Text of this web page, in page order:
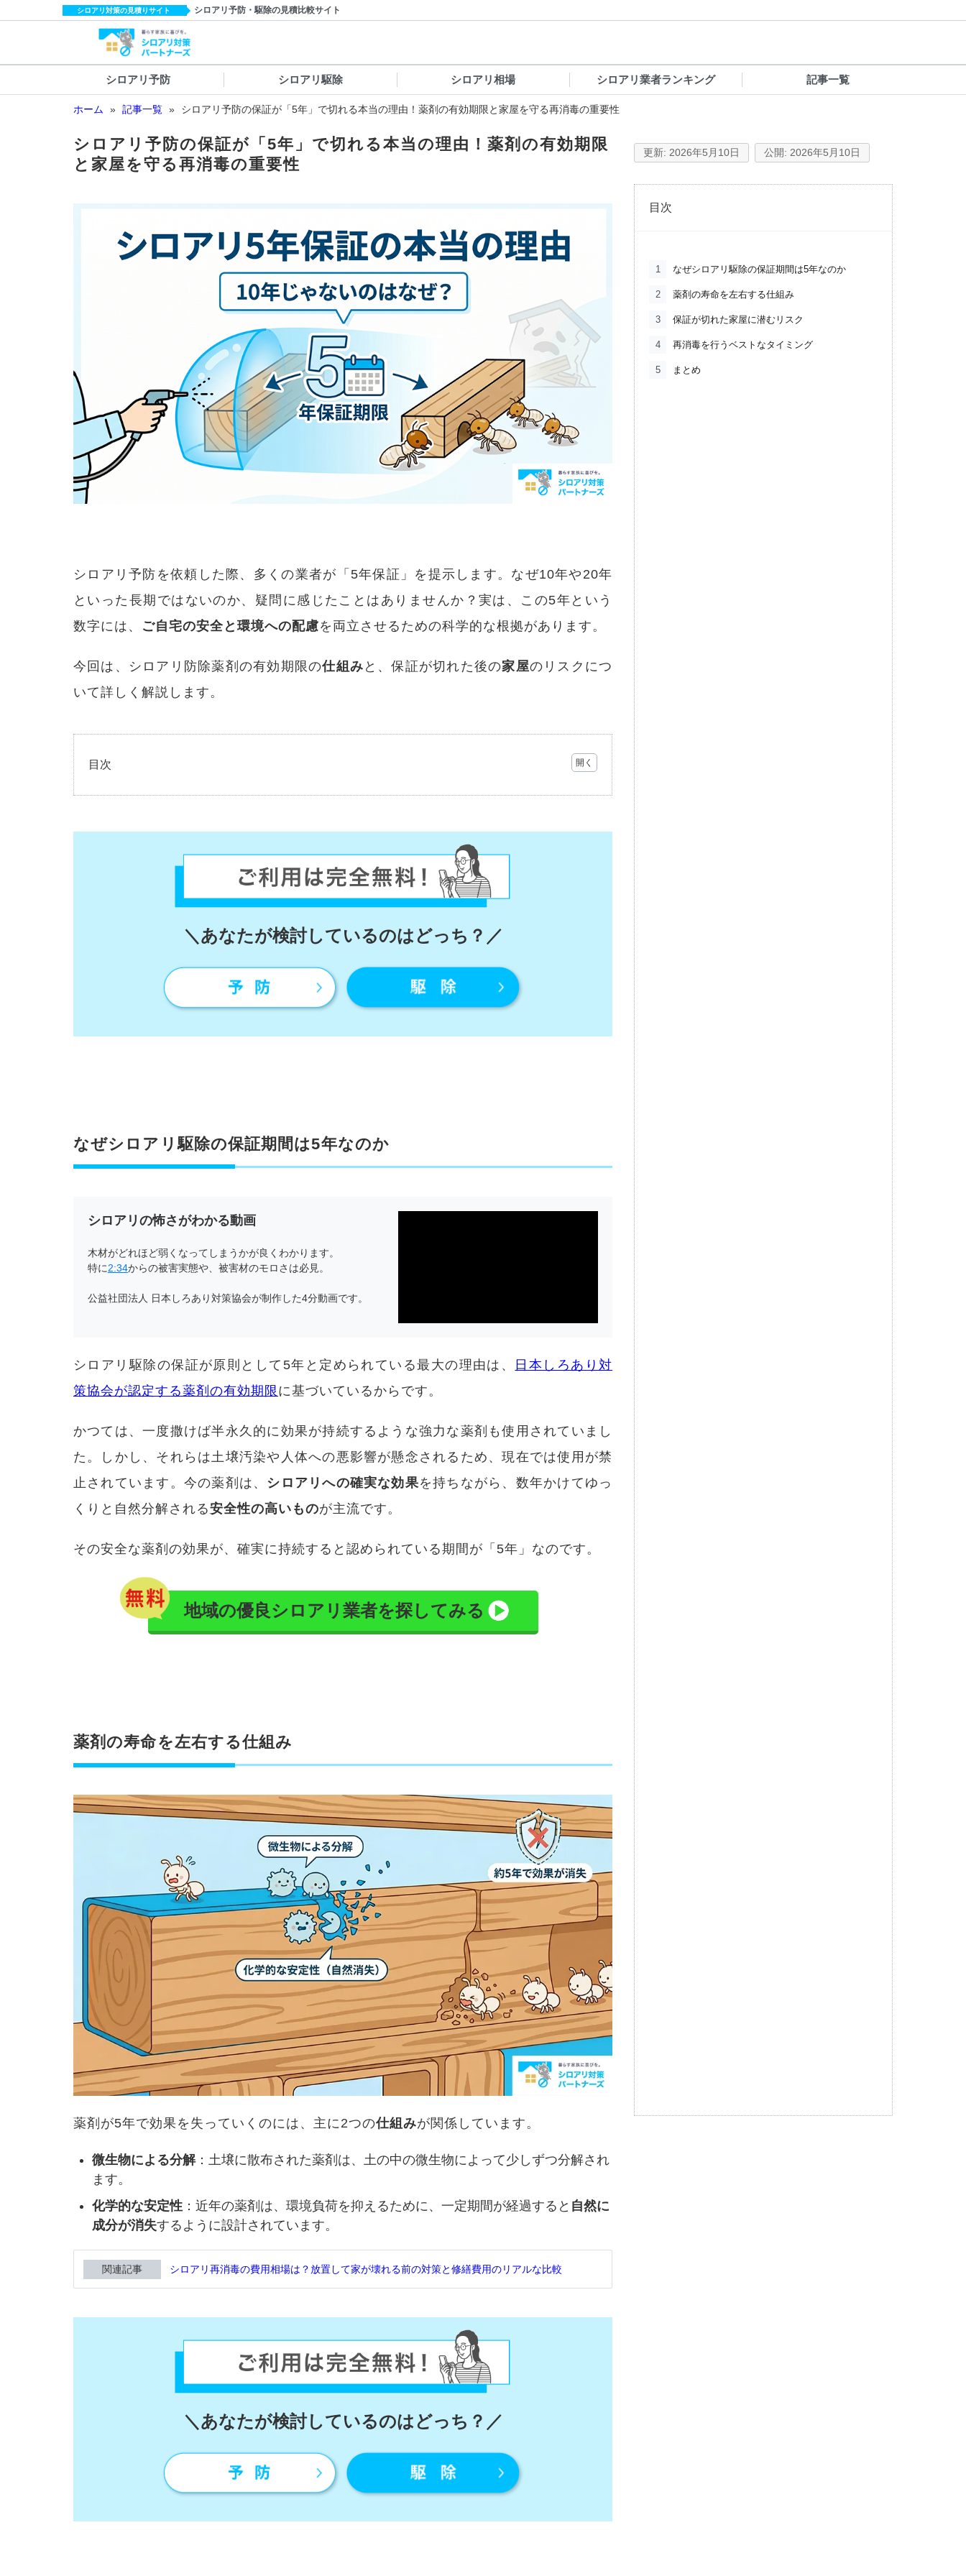
シロアリ対策の見積りサイト シロアリ予防・駆除の見積比較サイト
シロアリ予防 シロアリ駆除 シロアリ相場 シロアリ業者ランキング 記事一覧
ホーム » 記事一覧 » シロアリ予防の保証が「5年」で切れる本当の理由！薬剤の有効期限と家屋を守る再消毒の重要性
シロアリ予防の保証が「5年」で切れる本当の理由！薬剤の有効期限
と家屋を守る再消毒の重要性
シロアリ予防を依頼した際、多くの業者が「5年保証」を提示します。なぜ10年や20年
といった長期ではないのか、疑問に感じたことはありませんか？実は、この5年という
数字には、 ご自宅の安全と環境への配慮を両立させるための科学的な根拠があります。
今回は、シロアリ防除薬剤の有効期限の仕組み と、保証が切れた後の家屋のリスクにつ
いて詳しく解説します。
目次
なぜ
に潜
むリ
スク
毒を
行う
トな
タイ
グ
＼あなたが検討しているのはどっち？／
なぜシロアリ駆除の保証期間は5年なのか
シロアリの怖さがわかる動画
木材がどれほど弱くなってしまうかが良くわかります。
特に2:34からの被害実態や、被害材のモロさは必見。
公益社団法人 日本しろあり対策協会が制作した4分動画です。
シロアリ駆除の保証が原則として5年と定められている最大の理由は、
日本しろあり対
策協会が認定する薬剤の有効期限 に基づいているからです。
かつては、一度撒けば半永久的に効果が持続するような強力な薬剤も使用されていまし
た。しかし、それらは土壌汚染や人体への悪影響が懸念されるため、現在では使用が禁
止されています。今の薬剤は、 シロアリへの確実な効果を持ちながら、数年かけてゆっ
くりと自然分解される安全性の高いものが主流です。
その安全な薬剤の効果が、確実に持続すると認められている期間が「5年」なのです。
地域の優良シロアリ業者を探してみる
薬剤の寿命を左右する仕組み
薬剤が5年で効果を失っていくのには、主に2つの仕組みが関係しています。
微生物による分解：土壌に散布された薬剤は、土の中の微生物によって少しずつ分解され
ます。
化学的な安定性 ：近年の薬剤は、環境負荷を抑えるために、一定期間が経過すると 自然に
成分が消失するように設計されています。
関連記事 シロアリ再消毒の費用相場は？放置して家が壊れる前の対策と修繕費用のリアルな比較
＼あなたが検討しているのはどっち？／
2026年5月10日 2026年5月10日
目次
1 なぜシロアリ駆除の保証期間は5年なのか
2 薬剤の寿命を左右する仕組み
3 保証が切れた家屋に潜むリスク
4 再消毒を行うベストなタイミング
5 まとめ